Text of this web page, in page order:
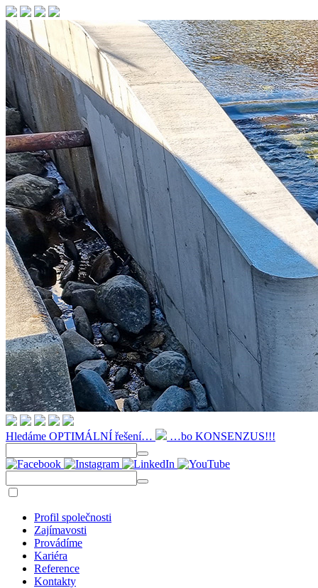
Hledáme OPTIMÁLNÍ řešení… …bo KONSENZUS!!!
Profil společnosti
Zajímavosti
Provádíme
Kariéra
Reference
Kontakty